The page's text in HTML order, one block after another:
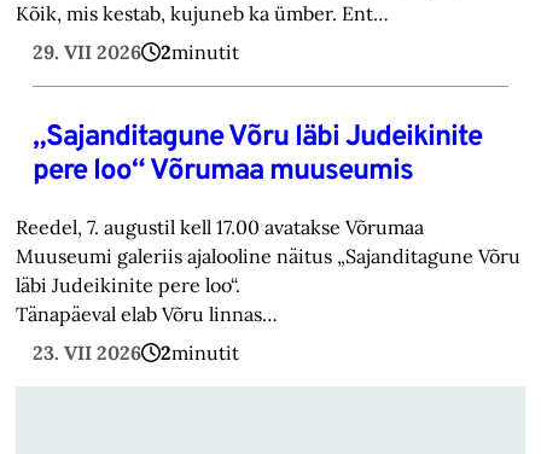
Kõik, mis kestab, kujuneb ka ümber. Ent…
29. VII 2026
2minutit
„Sajanditagune Võru läbi Judeikinite
pere loo“ Võrumaa muuseumis
Reedel, 7. augustil kell 17.00 avatakse Võrumaa
Muuseumi galeriis ajalooline näitus „Sajanditagune Võru
läbi Judeikinite pere loo“.
Tänapäeval elab Võru linnas…
23. VII 2026
2minutit